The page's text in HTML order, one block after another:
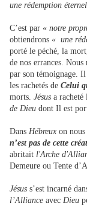
une rédemption
C’est par « notre
obtiendrons « une
porté le péché, la
de nos errances.
par son témoignage.
les rachetés de Celui
morts. Jésus a racheté
de Dieu dont Il est
Dans Hébreux on
n’est pas de cette
abritait l'Arche
Demeure ou Tente
Jésus s’est incarné
l’Alliance avec Dieu